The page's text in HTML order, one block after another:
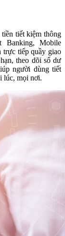
tiết kiệm thông
Banking, Mobile
trực tiếp quầy giao
theo dõi số dư
người dùng tiết
lúc, mọi nơi.